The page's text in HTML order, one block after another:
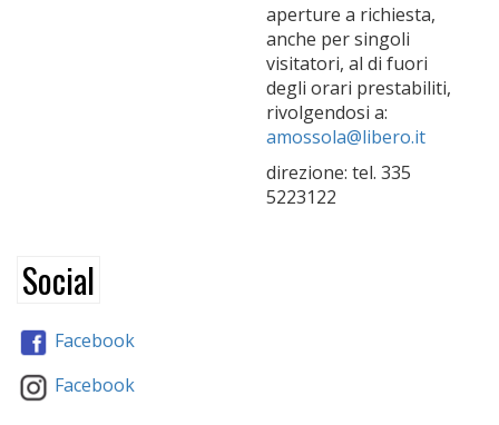
aperture a richiesta,
anche per singoli
visitatori, al di fuori
degli orari prestabiliti,
rivolgendosi a:
amossola@libero.it
direzione: tel. 335
5223122
Social
Facebook
Facebook